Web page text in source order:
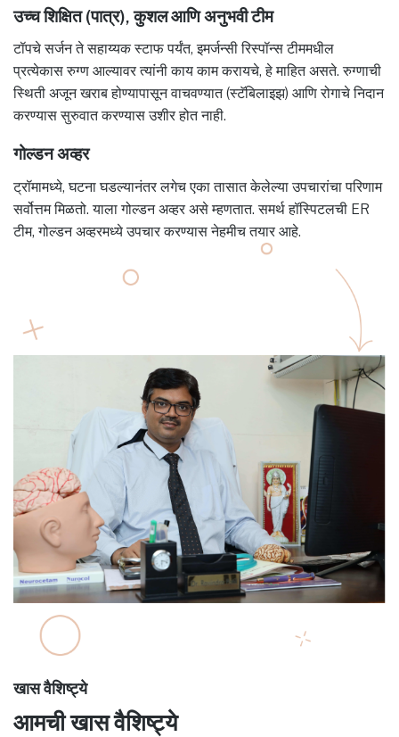
उच्च शिक्षित (पात्र), कुशल आणि अनुभवी टीम
टॉपचे सर्जन ते सहाय्यक स्टाफ पर्यंत, इमर्जन्सी रिस्पॉन्स टीममधील
प्रत्येकास रुग्ण आल्यावर त्यांनी काय काम करायचे, हे माहित असते. रुग्णाची
स्थिती अजून खराब होण्यापासून वाचवण्यात (स्टॅबिलाइझ) आणि रोगाचे निदान
करण्यास सुरुवात करण्यास उशीर होत नाही.
गोल्डन अव्हर
ट्रॉमामध्ये, घटना घडल्यानंतर लगेच एका तासात केलेल्या उपचारांचा परिणाम
सर्वोत्तम मिळतो. याला गोल्डन अव्हर असे म्हणतात. समर्थ हॉस्पिटलची ER
टीम, गोल्डन अव्हरमध्ये उपचार करण्यास नेहमीच तयार आहे.
खास वैशिष्ट्ये
आमची खास वैशिष्ट्ये